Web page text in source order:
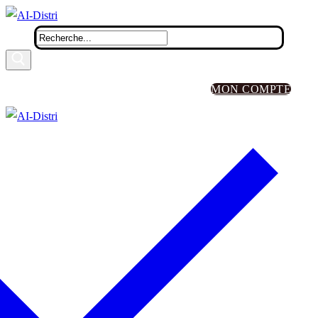
MON COMPTE